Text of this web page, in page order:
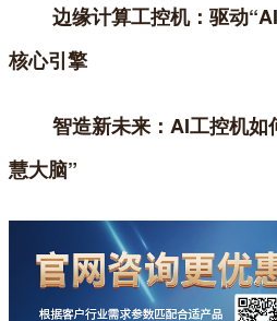
边缘计算工控机：驱动
核心引擎
智造新未来：AI工控机如
慧大脑”